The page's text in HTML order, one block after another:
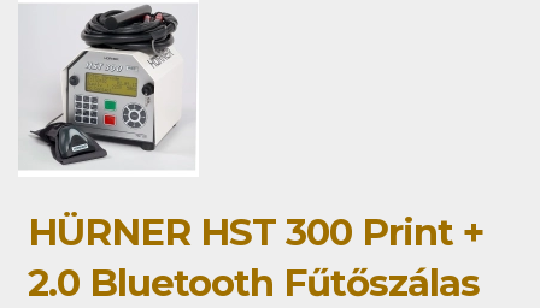
HÜRNER HST 300 Print +
2.0 Bluetooth Fűtőszálas